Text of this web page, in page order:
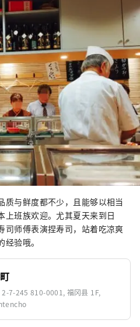
质与鲜度都不少，且能够以相当
上班族欢迎。尤其夏天来到日
司师傅表演捏寿司，站着吃凉爽
验哦。
7-245 810-0001, 福冈县 1F,